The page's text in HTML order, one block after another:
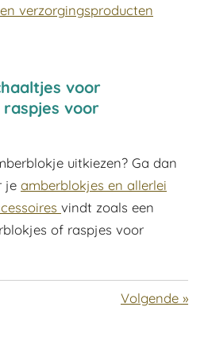
verzorgingsproducten
voor
voor
uitkiezen? Ga dan
je amberblokjes en allerlei
vindt zoals een
of raspjes voor
Volgende »